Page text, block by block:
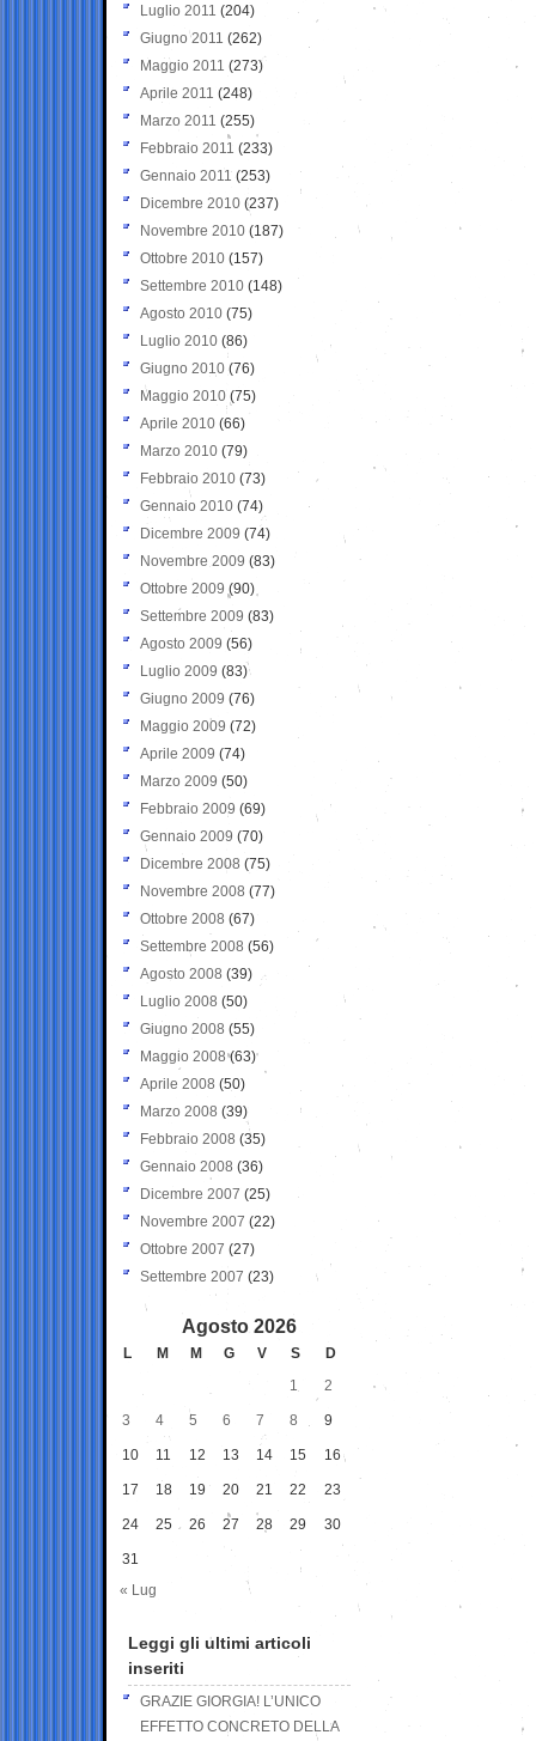
Luglio 2011 (204)
Giugno 2011 (262)
Maggio 2011 (273)
Aprile 2011 (248)
Marzo 2011 (255)
Febbraio 2011 (233)
Gennaio 2011 (253)
Dicembre 2010 (237)
Novembre 2010 (187)
Ottobre 2010 (157)
Settembre 2010 (148)
Agosto 2010 (75)
Luglio 2010 (86)
Giugno 2010 (76)
Maggio 2010 (75)
Aprile 2010 (66)
Marzo 2010 (79)
Febbraio 2010 (73)
Gennaio 2010 (74)
Dicembre 2009 (74)
Novembre 2009 (83)
Ottobre 2009 (90)
Settembre 2009 (83)
Agosto 2009 (56)
Luglio 2009 (83)
Giugno 2009 (76)
Maggio 2009 (72)
Aprile 2009 (74)
Marzo 2009 (50)
Febbraio 2009 (69)
Gennaio 2009 (70)
Dicembre 2008 (75)
Novembre 2008 (77)
Ottobre 2008 (67)
Settembre 2008 (56)
Agosto 2008 (39)
Luglio 2008 (50)
Giugno 2008 (55)
Maggio 2008(63)
Aprile 2008 (50)
Marzo 2008 (39)
Febbraio 2008 (35)
Gennaio 2008 (36)
Dicembre 2007 (25)
Novembre 2007 (22)
Ottobre 2007 (27)
Settembre 2007 (23)
Agosto 2026
L M M G V S
D
1
2
3 4 5 6 7 8 9
10 11 12 13 14 15 16
17 18 19 20 21 22 23
24 25 26 27 28 29 30
31
« Lug
Leggi gli ultimi articoli
inseriti
GRAZIE GIORGIA! L’UNICO
EFFETTO CONCRETO DELLA